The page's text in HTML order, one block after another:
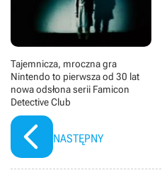
Tajemnicza, mroczna gra
Nintendo to pierwsza od 30 lat
nowa odsłona serii Famicon
Detective Club
NASTĘPNY